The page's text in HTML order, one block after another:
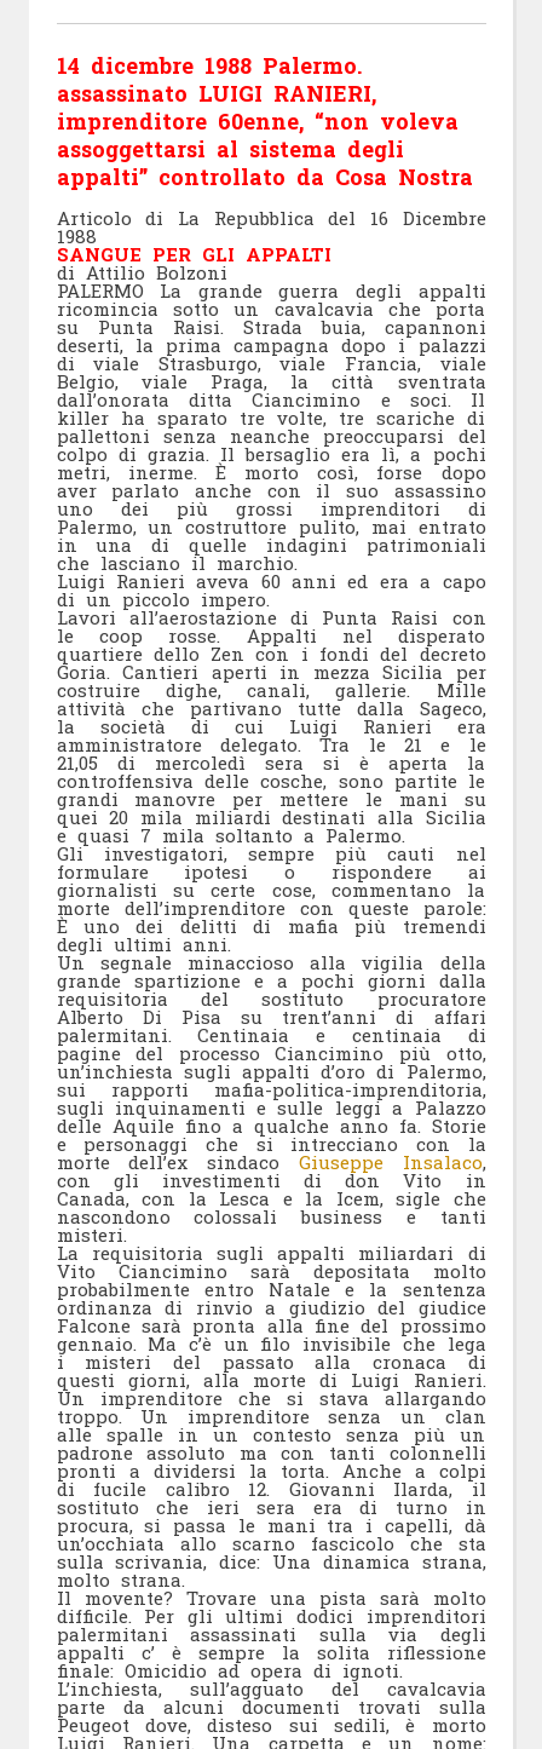
14 dicembre 1988 Palermo.
assassinato LUIGI RANIERI,
imprenditore 60enne, “non voleva
assoggettarsi al sistema degli
appalti” controllato da Cosa Nostra
Articolo di La Repubblica del 16 Dicembre
1988
SANGUE PER GLI APPALTI
di Attilio Bolzoni
PALERMO La grande guerra degli appalti
ricomincia sotto un cavalcavia che porta
su Punta Raisi. Strada buia, capannoni
deserti, la prima campagna dopo i palazzi
di viale Strasburgo, viale Francia, viale
Belgio, viale Praga, la città sventrata
dall’onorata ditta Ciancimino e soci. Il
killer ha sparato tre volte, tre scariche di
pallettoni senza neanche preoccuparsi del
colpo di grazia. Il bersaglio era lì, a pochi
metri, inerme. È morto così, forse dopo
aver parlato anche con il suo assassino
uno dei più grossi imprenditori di
Palermo, un costruttore pulito, mai entrato
in una di quelle indagini patrimoniali
che lasciano il marchio.
Luigi Ranieri aveva 60 anni ed era a capo
di un piccolo impero.
Lavori all’aerostazione di Punta Raisi con
le coop rosse. Appalti nel disperato
quartiere dello Zen con i fondi del decreto
Goria. Cantieri aperti in mezza Sicilia per
costruire dighe, canali, gallerie. Mille
attività che partivano tutte dalla Sageco,
la società di cui Luigi Ranieri era
amministratore delegato. Tra le 21 e le
21,05 di mercoledì sera si è aperta la
controffensiva delle cosche, sono partite le
grandi manovre per mettere le mani su
quei 20 mila miliardi destinati alla Sicilia
e quasi 7 mila soltanto a Palermo.
Gli investigatori, sempre più cauti nel
formulare ipotesi o rispondere ai
giornalisti su certe cose, commentano la
morte dell’imprenditore con queste parole:
È uno dei delitti di mafia più tremendi
degli ultimi anni.
Un segnale minaccioso alla vigilia della
grande spartizione e a pochi giorni dalla
requisitoria del sostituto procuratore
Alberto Di Pisa su trent’anni di affari
palermitani. Centinaia e centinaia di
pagine del processo Ciancimino più otto,
un’inchiesta sugli appalti d’oro di Palermo,
sui rapporti mafia-politica-imprenditoria,
sugli inquinamenti e sulle leggi a Palazzo
delle Aquile fino a qualche anno fa. Storie
e personaggi che si intrecciano con la
morte dell’ex sindaco Giuseppe Insalaco,
con gli investimenti di don Vito in
Canada, con la Lesca e la Icem, sigle che
nascondono colossali business e tanti
misteri.
La requisitoria sugli appalti miliardari di
Vito Ciancimino sarà depositata molto
probabilmente entro Natale e la sentenza
ordinanza di rinvio a giudizio del giudice
Falcone sarà pronta alla fine del prossimo
gennaio. Ma c’è un filo invisibile che lega
i misteri del passato alla cronaca di
questi giorni, alla morte di Luigi Ranieri.
Un imprenditore che si stava allargando
troppo. Un imprenditore senza un clan
alle spalle in un contesto senza più un
padrone assoluto ma con tanti colonnelli
pronti a dividersi la torta. Anche a colpi
di fucile calibro 12. Giovanni Ilarda, il
sostituto che ieri sera era di turno in
procura, si passa le mani tra i capelli, dà
un’occhiata allo scarno fascicolo che sta
sulla scrivania, dice: Una dinamica strana,
molto strana.
Il movente? Trovare una pista sarà molto
difficile. Per gli ultimi dodici imprenditori
palermitani assassinati sulla via degli
appalti c’ è sempre la solita riflessione
finale: Omicidio ad opera di ignoti.
L’inchiesta, sull’agguato del cavalcavia
parte da alcuni documenti trovati sulla
Peugeot dove, disteso sui sedili, è morto
Luigi Ranieri. Una carpetta e un nome: